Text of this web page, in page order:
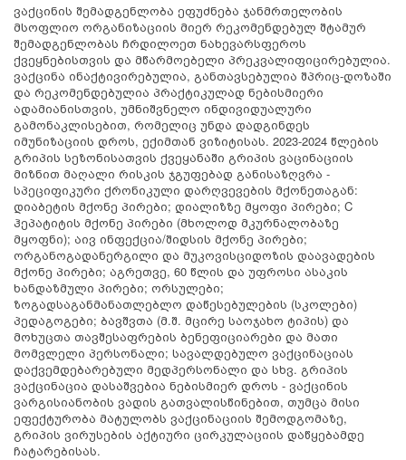
ვაქცინის შემადგენლობა ეფუძნება ჯანმრთელობის
მსოფლიო ორგანიზაციის მიერ რეკომენდებულ შტამურ
შემადგენლობას ჩრდილოეთ ნახევარსფეროს
ქვეყნებისთვის და მწარმოებელი პრეკვალიფიცირებულია.
ვაქცინა ინაქტივირებულია, განთავსებულია შპრიც-დოზაში
და რეკომენდებულია პრაქტიკულად ნებისმიერი
ადამიანისთვის, უმნიშვნელო ინდივიდუალური
გამონაკლისებით, რომელიც უნდა დადგინდეს
იმუნიზაციის დროს, ექიმთან ვიზიტისას. 2023-2024 წლების
გრიპის სეზონისათვის ქვეყანაში გრიპის ვაცინაციის
მიზნით მაღალი რისკის ჯგუფებად განისაზღვრა -
სპეციფიკური ქრონიკული დარღვევების მქონეთაგან:
დიაბეტის მქონე პირები; დიალიზზე მყოფი პირები; C
ჰეპატიტის მქონე პირები (მხოლოდ მკურნალობაზე
მყოფნი); აივ ინფექცია/შიდსის მქონე პირები;
ორგანოგადანერგილი და მუკოვისციდოზის დაავადების
მქონე პირები; აგრეთვე, 60 წლის და უფროსი ასაკის
ხანდაზმული პირები; ორსულები;
ზოგადსაგანმანათლებლო დაწესებულების (სკოლები)
პედაგოგები; ბავშვთა (მ.შ. მცირე საოჯახო ტიპის) და
მოხუცთა თავშესაფრების ბენეფიციარები და მათი
მომვლელი პერსონალი; სავალდებულო ვაქცინაციას
დაქვემდებარებული მედპერსონალი და სხვ. გრიპის
ვაქცინაცია დასაშვებია ნებისმიერ დროს - ვაქცინის
ვარგისიანობის ვადის გათვალისწინებით, თუმცა მისი
ეფექტურობა მატულობს ვაქცინაციის შემოდგომაზე,
გრიპის ვირუსების აქტიური ცირკულაციის დაწყებამდე
ჩატარებისას.